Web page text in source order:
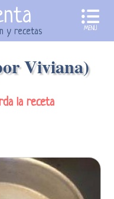
y recetas MENU
Viviana)
la receta